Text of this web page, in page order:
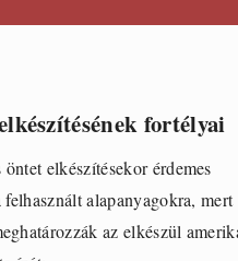
fortélyai
elkészítésekor érdemes
alapanyagokra, mert
az elkészül